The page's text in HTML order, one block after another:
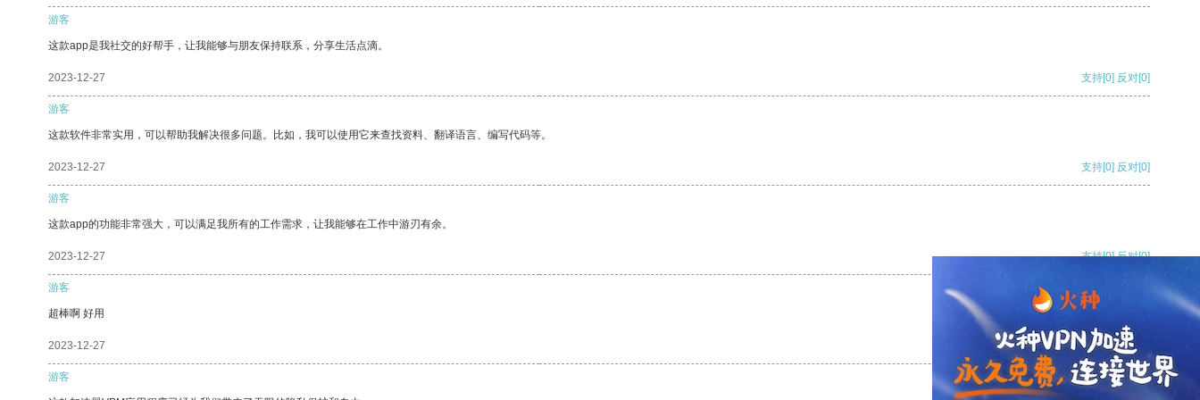
游客
这款app是我社交的好帮手，让我能够与朋友保持联系，分享生活点滴。
2023-12-27 支持[0] 反对[0]
游客
这款软件非常实用，可以帮助我解决很多问题。比如，我可以使用它来查找资料、翻译语言、编写代码等。
2023-12-27 支持[0] 反对[0]
游客
这款app的功能非常强大，可以满足我所有的工作需求，让我能够在工作中游刃有余。
2023-12-27 支持[0] 反对[0]
游客
超棒啊 好用
2023-12-27 支持[0] 反对
游客